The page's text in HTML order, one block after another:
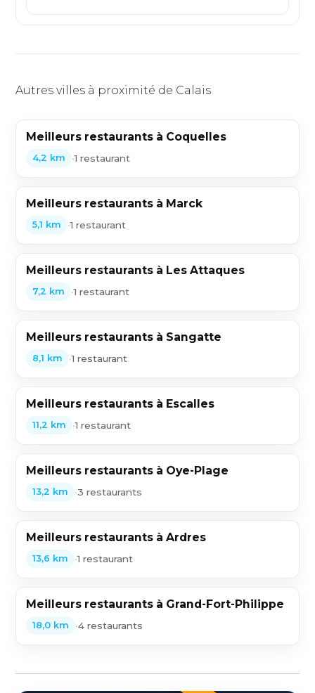
Autres villes à proximité de Calais
Meilleurs restaurants à Coquelles
4,2 km •1 restaurant
Meilleurs restaurants à Marck
5,1 km •1 restaurant
Meilleurs restaurants à Les Attaques
7,2 km •1 restaurant
Meilleurs restaurants à Sangatte
8,1 km •1 restaurant
Meilleurs restaurants à Escalles
11,2 km •1 restaurant
Meilleurs restaurants à Oye-Plage
13,2 km •3 restaurants
Meilleurs restaurants à Ardres
13,6 km •1 restaurant
Meilleurs restaurants à Grand-Fort-Philippe
18,0 km •4 restaurants